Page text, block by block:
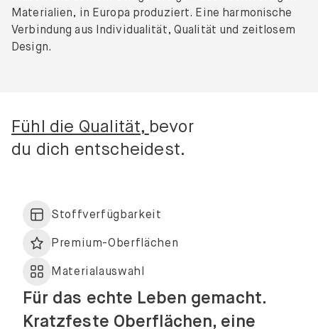
Materialien, in Europa produziert. Eine harmonische
Verbindung aus Individualität, Qualität und zeitlosem
Design.
Fühl die Qualität, bevor
du dich entscheidest.
Stoffverfügbarkeit
Premium-Oberflächen
Materialauswahl
Für das echte Leben gemacht.
Kratzfeste Oberflächen, eine